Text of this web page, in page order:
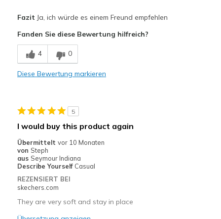
Geeignete Verwendung
Casual Wear
View On Shoes
I'm Into Shoes
Fazit Ja, ich würde es einem Freund empfehlen
Fanden Sie diese Bewertung hilfreich?
4 0
Diese Bewertung markieren
5
I would buy this product again
Übermittelt vor 10 Monaten
von Steph
aus Seymour Indiana
Describe Yourself Casual
REZENSIERT BEI
skechers.com
They are very soft and stay in place